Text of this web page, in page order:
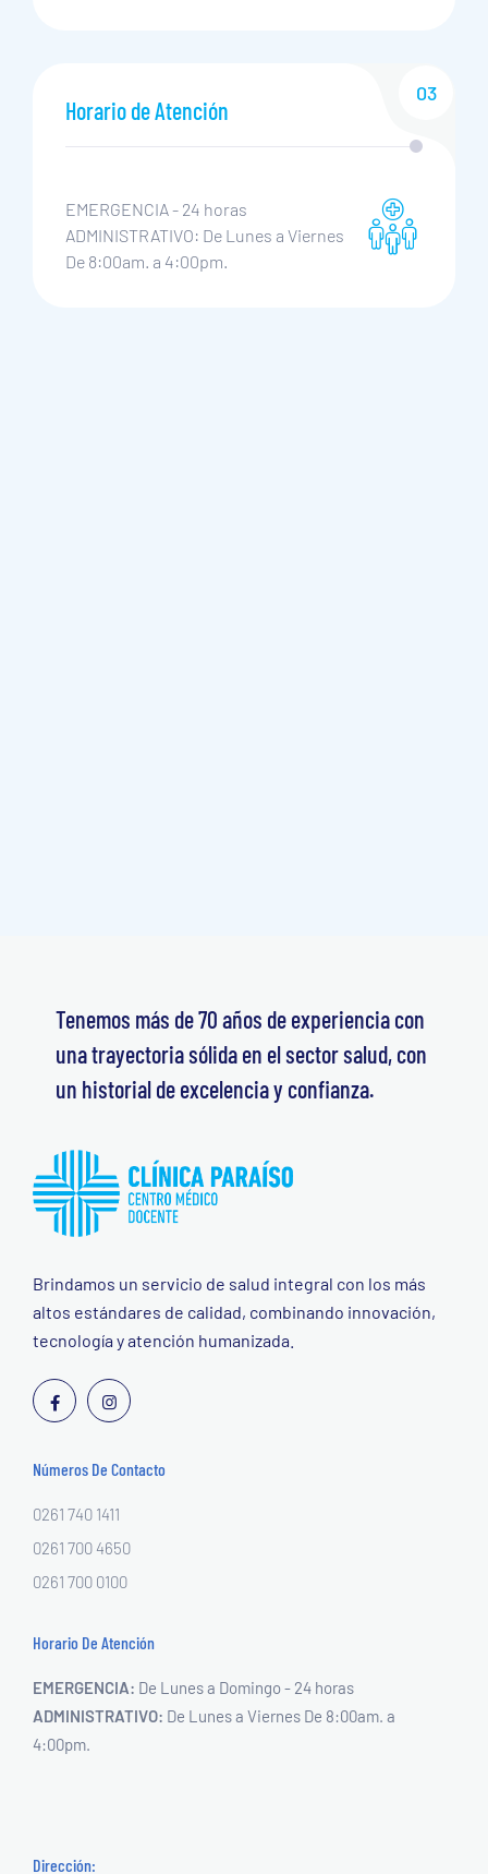
03
Horario de Atención
EMERGENCIA - 24 horas
ADMINISTRATIVO: De Lunes a Viernes
De 8:00am. a 4:00pm.
Tenemos más de 70 años de experiencia con
una trayectoria sólida en el sector salud, con
un historial de excelencia y confianza.
Brindamos un servicio de salud integral con los más
altos estándares de calidad, combinando innovación,
tecnología y atención humanizada.
Números De Contacto
0261 740 1411
0261 700 4650
0261 700 0100
Horario De Atención
EMERGENCIA: De Lunes a Domingo - 24 horas
ADMINISTRATIVO: De Lunes a Viernes De 8:00am. a
4:00pm.
Dirección: